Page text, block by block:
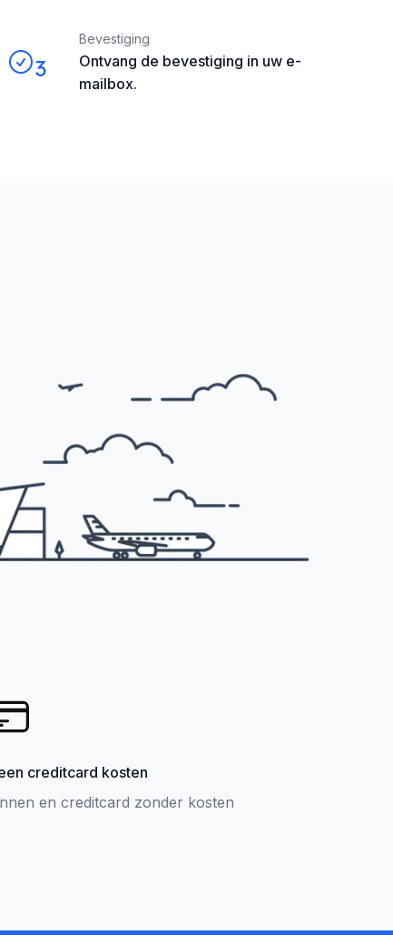
3
Ontvang de bevestiging in uw e-
mailbox.
Bevestiging
creditcard kosten
en creditcard zonder kosten